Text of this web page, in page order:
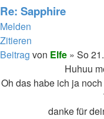
Re: Sapphire
Melden
Zitieren
Beitrag von Elfe » So
Huhuu
Oh das habe ich ja
danke für